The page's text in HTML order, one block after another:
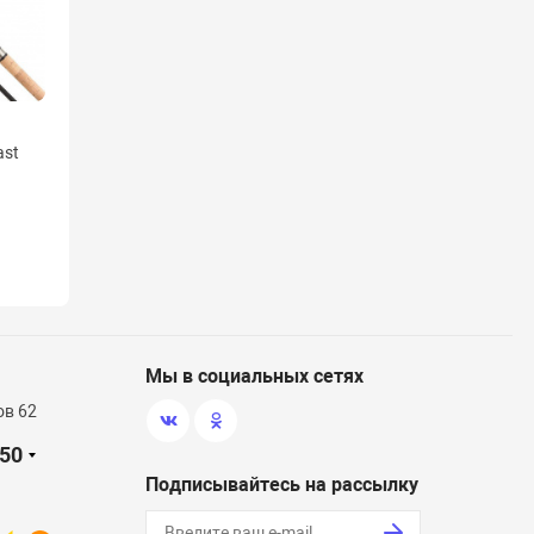
62
Мы в социальных сетях
Подписывайтесь на рассылку